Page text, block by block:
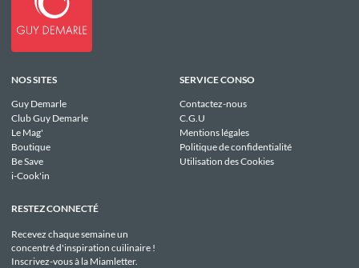
NOS SITES
Guy Demarle
Club Guy Demarle
Le Mag'
Boutique
Be Save
i-Cook'in
SERVICE CONSO
Contactez-nous
C.G.U
Mentions légales
Politique de confidentialité
Utilisation des Cookies
RESTEZ CONNECTÉ
Recevez chaque semaine un
concentré d'inspiration cuilinaire !
Inscrivez-vous à la Miamletter.